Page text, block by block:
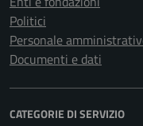
Politici
Personale
Documenti e dati
CATEGORIE DI SERVIZIO